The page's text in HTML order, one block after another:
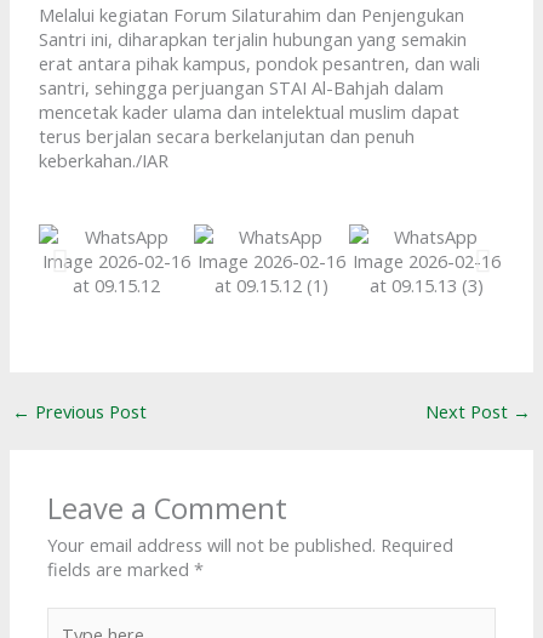
Melalui kegiatan Forum Silaturahim dan Penjengukan
Santri ini, diharapkan terjalin hubungan yang semakin
erat antara pihak kampus, pondok pesantren, dan wali
santri, sehingga perjuangan STAI Al-Bahjah dalam
mencetak kader ulama dan intelektual muslim dapat
terus berjalan secara berkelanjutan dan penuh
keberkahan./IAR
← Previous Post Next Post →
Leave a Comment
Your email address will not be published. Required
fields are marked*